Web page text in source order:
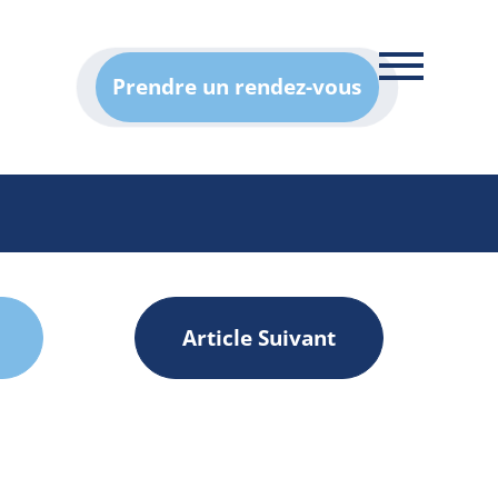
Prendre un rendez-vous
Article Suivant